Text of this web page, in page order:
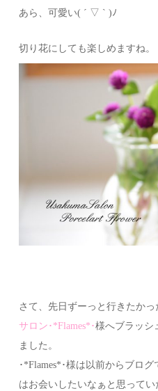
あら、可愛い( ´ ▽ ` )ﾉ
切り花にしても楽しめますね。
さて、先日ずーっと行きたかっ
サロン･*Flames*･様へブラッシ
ました。
･*Flames*･様は以前からブロ
はお会いしたいなぁと思ってい